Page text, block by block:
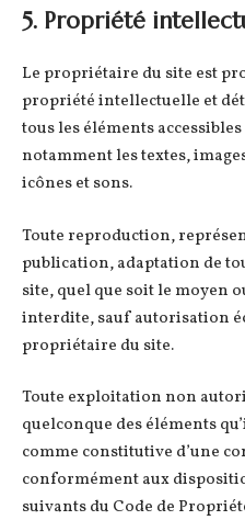
5. Propriété
Le propriétaire du site est
propriété intellectuelle et
tous les éléments
notamment les textes,
icônes et sons.
Toute reproduction,
publication, adaptation de
site, quel que soit le moyen
interdite, sauf autorisation
propriétaire du site.
Toute exploitation non
quelconque des éléments
comme constitutive d’une
conformément aux
suivants du Code de